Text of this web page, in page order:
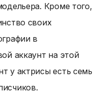
Кроме того,
своих
в
аккаунт на этой
у актрисы есть семь